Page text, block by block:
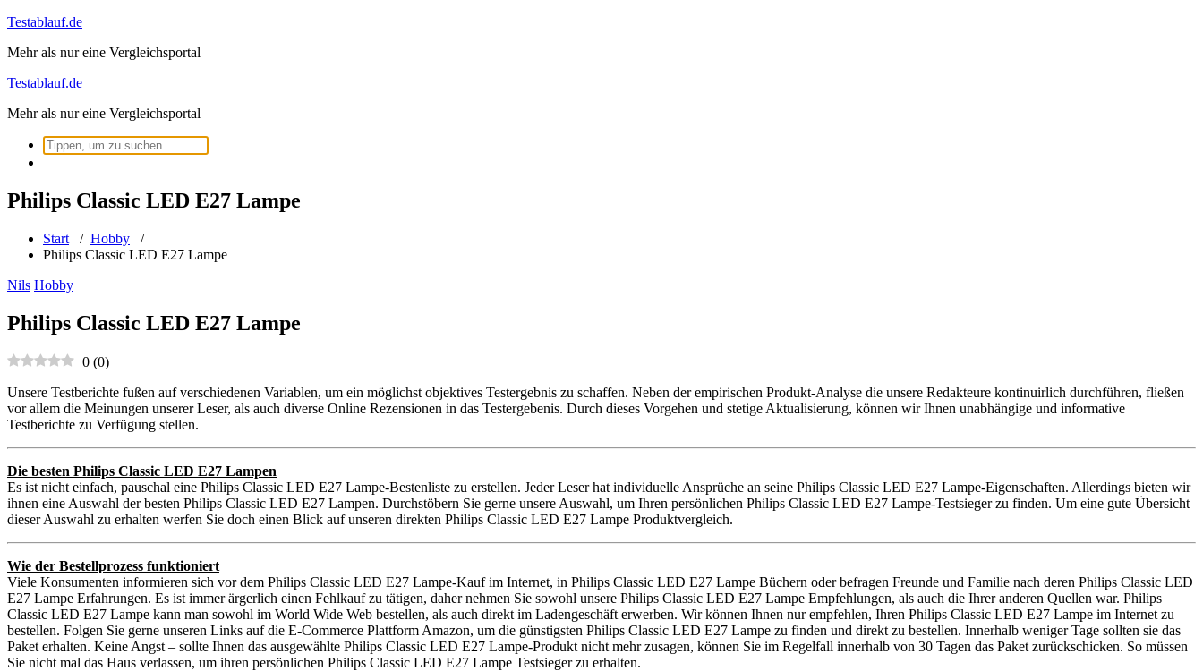
Zum
springen
Testablauf.de
Mehr als nur eine Vergleichsportal
Testablauf.de
Mehr als nur eine Vergleichsportal
Suchen
nach:
Philips Classic LED E27 Lampe
Start / Hobby /
Philips Classic LED E27 Lampe
Nils Hobby
Philips Classic LED E27 Lampe
0 (0)
Unsere Testberichte fußen auf verschiedenen Variablen, um ein möglichst objektives Testergebnis zu schaffen. Neben der empirischen Produkt-Analyse die unsere Redakteure kontinuirlich durchführen, fließen
vor allem die Meinungen unserer Leser, als auch diverse Online Rezensionen in das Testergebenis. Durch dieses Vorgehen und stetige Aktualisierung, können wir Ihnen unabhängige und informative
Testberichte zu Verfügung stellen.
Die besten Philips Classic LED E27 Lampen
Es ist nicht einfach, pauschal eine Philips Classic LED E27 Lampe-Bestenliste zu erstellen. Jeder Leser hat individuelle Ansprüche an seine Philips Classic LED E27 Lampe-Eigenschaften. Allerdings bieten wir
ihnen eine Auswahl der besten Philips Classic LED E27 Lampen. Durchstöbern Sie gerne unsere Auswahl, um Ihren persönlichen Philips Classic LED E27 Lampe-Testsieger zu finden. Um eine gute Übersicht
dieser Auswahl zu erhalten werfen Sie doch einen Blick auf unseren direkten Philips Classic LED E27 Lampe Produktvergleich.
Wie der Bestellprozess funktioniert
Viele Konsumenten informieren sich vor dem Philips Classic LED E27 Lampe-Kauf im Internet, in Philips Classic LED E27 Lampe Büchern oder befragen Freunde und Familie nach deren Philips Classic LED
E27 Lampe Erfahrungen. Es ist immer ärgerlich einen Fehlkauf zu tätigen, daher nehmen Sie sowohl unsere Philips Classic LED E27 Lampe Empfehlungen, als auch die Ihrer anderen Quellen war. Philips
Classic LED E27 Lampe kann man sowohl im World Wide Web bestellen, als auch direkt im Ladengeschäft erwerben. Wir können Ihnen nur empfehlen, Ihren Philips Classic LED E27 Lampe im Internet zu
bestellen. Folgen Sie gerne unseren Links auf die E-Commerce Plattform Amazon, um die günstigsten Philips Classic LED E27 Lampe zu finden und direkt zu bestellen. Innerhalb weniger Tage sollten sie das
Paket erhalten. Keine Angst – sollte Ihnen das ausgewählte Philips Classic LED E27 Lampe-Produkt nicht mehr zusagen, können Sie im Regelfall innerhalb von 30 Tagen das Paket zurückschicken. So müssen
Sie nicht mal das Haus verlassen, um ihren persönlichen Philips Classic LED E27 Lampe Testsieger zu erhalten.